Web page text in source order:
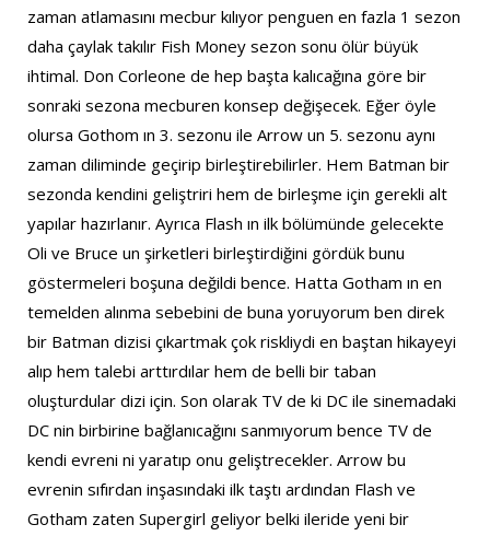
zaman atlamasını mecbur kılıyor penguen en fazla 1 sezon
daha çaylak takılır Fish Money sezon sonu ölür büyük
ihtimal. Don Corleone de hep başta kalıcağına göre bir
sonraki sezona mecburen konsep değişecek. Eğer öyle
olursa Gothom ın 3. sezonu ile Arrow un 5. sezonu aynı
zaman diliminde geçirip birleştirebilirler. Hem Batman bir
sezonda kendini geliştriri hem de birleşme için gerekli alt
yapılar hazırlanır. Ayrıca Flash ın ilk bölümünde gelecekte
Oli ve Bruce un şirketleri birleştirdiğini gördük bunu
göstermeleri boşuna değildi bence. Hatta Gotham ın en
temelden alınma sebebini de buna yoruyorum ben direk
bir Batman dizisi çıkartmak çok riskliydi en baştan hikayeyi
alıp hem talebi arttırdılar hem de belli bir taban
oluşturdular dizi için. Son olarak TV de ki DC ile sinemadaki
DC nin birbirine bağlanıcağını sanmıyorum bence TV de
kendi evreni ni yaratıp onu geliştrecekler. Arrow bu
evrenin sıfırdan inşasındaki ilk taştı ardından Flash ve
Gotham zaten Supergirl geliyor belki ileride yeni bir